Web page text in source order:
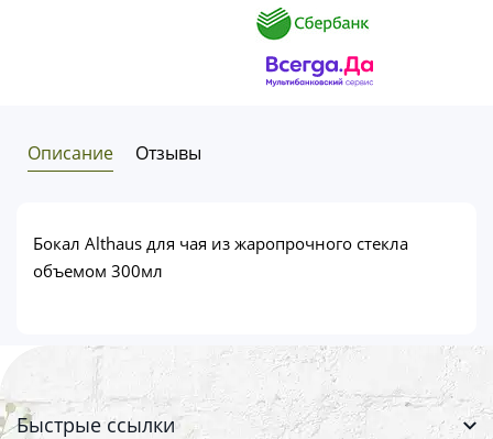
Описание Отзывы
Бокал Althaus для чая из жаропрочного стекла
объемом 300мл
Быстрые ссылки